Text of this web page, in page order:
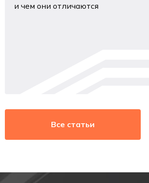
и чем они отличаются
Все статьи